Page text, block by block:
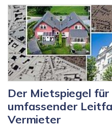
Der Mietspiegel für
umfassender
Vermieter